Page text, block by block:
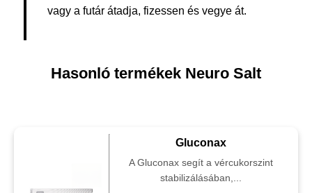
vagy a futár átadja, fizessen és vegye át.
Hasonló termékek Neuro Salt
Gluconax
A Gluconax segít a vércukorszint
stabilizálásában,...